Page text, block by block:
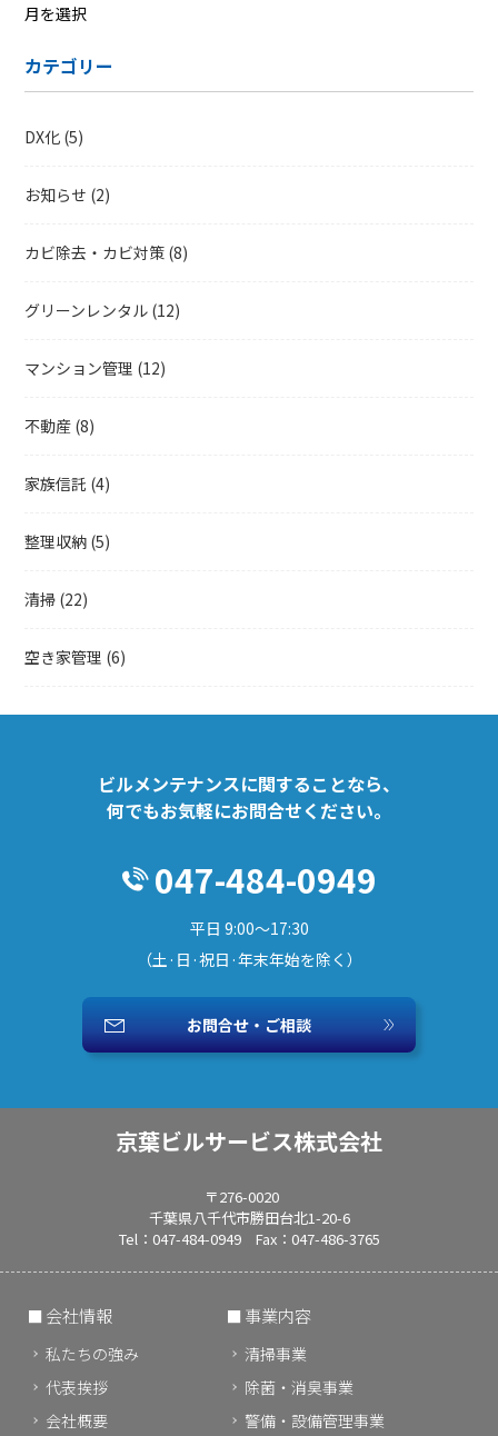
ア
カ
ブ
カテゴリー
DX化 (5)
お知らせ (2)
カビ除去・カビ対策 (8)
グリーンレンタル (12)
マンション管理 (12)
不動産 (8)
家族信託 (4)
整理収納 (5)
清掃 (22)
空き家管理 (6)
ビルメンテナンスに関することなら、
何でもお気軽にお問合せください。
047-484-0949
平日 9:00～17:30
（土·日·祝日·年末年始を除く）
お問合せ・ご相談
京葉ビルサービス株式会社
〒276-0020
千葉県八千代市勝田台北1-20-6
Tel：047-484-0949 Fax：047-486-3765
会社情報
私たちの強み
代表挨拶
会社概要
事業内容
清掃事業
除菌・消臭事業
警備・設備管理事業